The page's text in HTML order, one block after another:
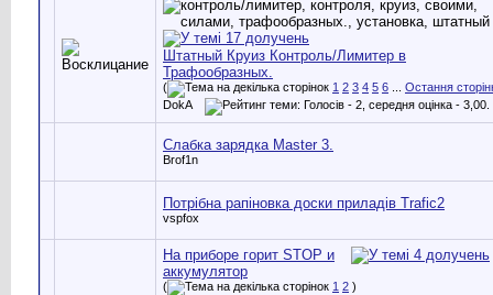
Штатный Круиз Контроль/Лимитер в
Трафообразных.
( 1 2 3 4 5 6
Остання
DokA
Слабка зарядка Master 3.
Brof1n
Потрібна рапіновка доски приладів Trafic2
vspfox
На приборе горит STOP и
аккумулятор
( 1 2 )